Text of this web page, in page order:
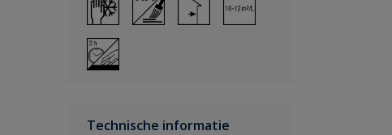
Technische informatie